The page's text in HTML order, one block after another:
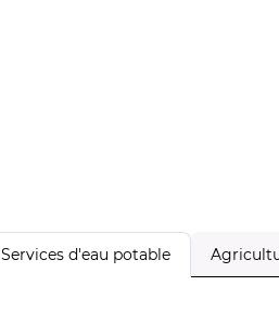
Services d'eau potable